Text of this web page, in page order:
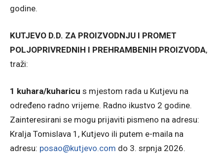
godine.
KUTJEVO D.D. ZA PROIZVODNJU I PROMET
POLJOPRIVREDNIH I PREHRAMBENIH PROIZVODA,
traži:
1 kuhara/kuharicu s mjestom rada u Kutjevu na
određeno radno vrijeme. Radno ikustvo 2 godine.
Zainteresirani se mogu prijaviti pismeno na adresu:
Kralja Tomislava 1, Kutjevo ili putem e-maila na
adresu: posao@kutjevo.com do 3. srpnja 2026.